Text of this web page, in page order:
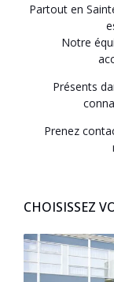
Partout en
Notre
Présents
Prenez
CHOISISSEZ